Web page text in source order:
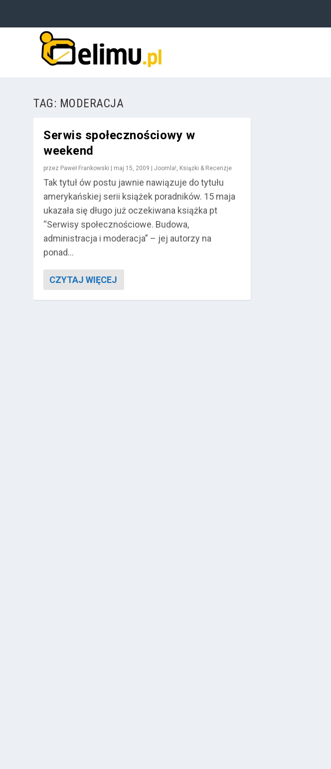
TAG: MODERACJA
Serwis społecznościowy w
weekend
przez Paweł Frankowski maj 15, 2009 |Joomla!, Książki & Recenzje
Tak tytuł ów postu jawnie nawiązuje do tytułu
amerykańskiej serii książek poradników. 15 maja
ukazała się długo już oczekiwana książka pt
“Serwisy społecznościowe. Budowa,
administracja i moderacja” – jej autorzy na
ponad...
CZYTAJ WIĘCEJ